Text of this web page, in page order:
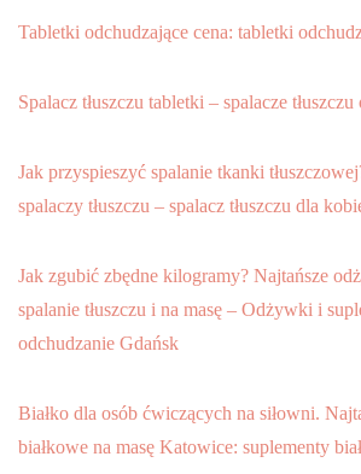
Tabletki odchudzające cena: tabletki
Spalacz tłuszczu tabletki – spalacze
Jak przyspieszyć spalanie tkanki
spalaczy tłuszczu – spalacz tłuszczu dla
Jak zgubić zbędne kilogramy? Najtańsze
spalanie tłuszczu i na masę – Odżywki i
odchudzanie Gdańsk
Białko dla osób ćwiczących na siłowni.
białkowe na masę Katowice: suplementy